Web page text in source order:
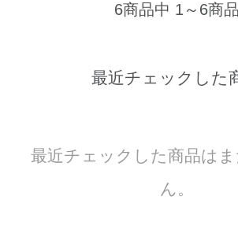
6商品中 1～6商品
最近チェックした
最近チェックした商品は
ん。